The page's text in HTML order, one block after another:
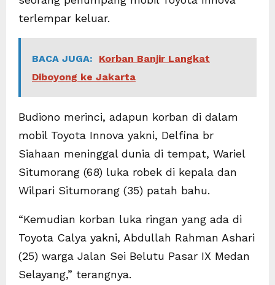
terlempar keluar.
BACA JUGA:
Korban Banjir Langkat
Diboyong ke Jakarta
Budiono merinci, adapun korban di dalam
mobil Toyota Innova yakni, Delfina br
Siahaan meninggal dunia di tempat, Wariel
Situmorang (68) luka robek di kepala dan
Wilpari Situmorang (35) patah bahu.
“Kemudian korban luka ringan yang ada di
Toyota Calya yakni, Abdullah Rahman Ashari
(25) warga Jalan Sei Belutu Pasar IX Medan
Selayang,” terangnya.